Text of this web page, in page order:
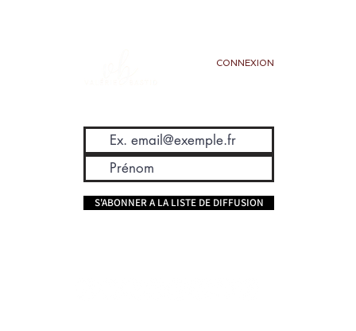
Chakra : Coeur, Gorge, Plexus solaire,
Racine
Vertus énergétique : Blessures
émotionnelles, Clairvoyance, Courage,
Température corporelle
CONNEXION
S'ABONNER A LA LISTE DE DIFFUSION